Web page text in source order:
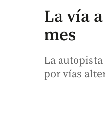
La vía
mes
La
por vías